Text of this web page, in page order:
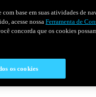
base em suas atividades de
acesse nossa Ferramenta de
concorda que os cookies
os cookies